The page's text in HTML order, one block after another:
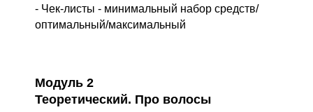
- Чек-листы - минимальный набор средств/
оптимальный/максимальный
Модуль 2
Теоретический. Про волосы